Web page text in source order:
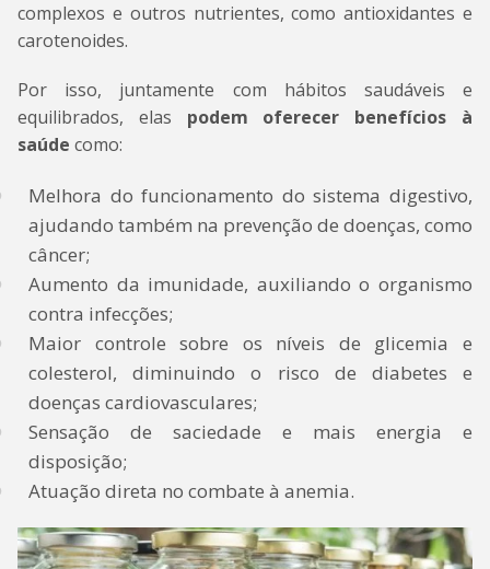
complexos e outros nutrientes, como antioxidantes e
carotenoides.
Por isso, juntamente com hábitos saudáveis e
equilibrados, elas podem oferecer benefícios à
saúde como:
Melhora do funcionamento do sistema digestivo,
ajudando também na prevenção de doenças, como
câncer;
Aumento da imunidade, auxiliando o organismo
contra infecções;
Maior controle sobre os níveis de glicemia e
colesterol, diminuindo o risco de diabetes e
doenças cardiovasculares;
Sensação de saciedade e mais energia e
disposição;
Atuação direta no combate à anemia.